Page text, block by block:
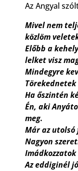
Az Angyal
Mivel nem
közlöm
Előbb a
lelket visz
Mindegyre
Ha őszintén
Én, aki
meg.
Már az
Nagyon
Az eddiginél